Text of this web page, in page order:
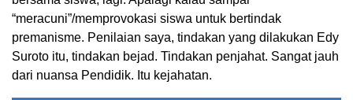
“meracuni”/memprovokasi siswa untuk bertindak
premanisme. Penilaian saya, tindakan yang dilakukan Edy
Suroto itu, tindakan bejad. Tindakan penjahat. Sangat jauh
dari nuansa Pendidik. Itu kejahatan.